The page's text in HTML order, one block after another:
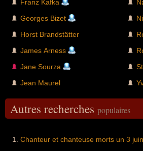
Franz Kafka
Georges Bizet
Horst Brandstätter
James Arness
Jane Sourza
Jean Maurel
Autres recherches populaires
Chanteur et chanteuse morts un 3 juin